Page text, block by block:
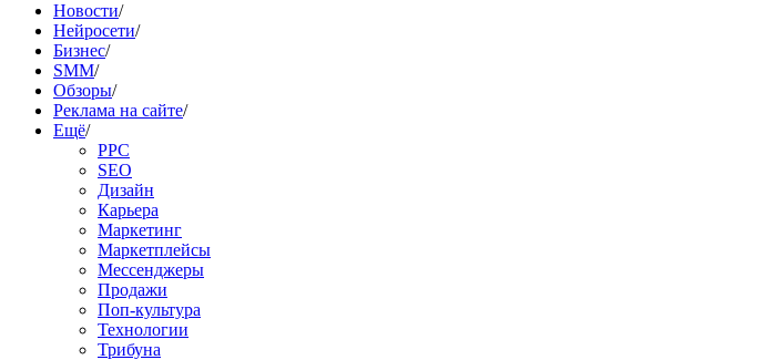
Новости/
Нейросети/
Бизнес/
SMM/
Обзоры/
Реклама на сайте/
Ещё/
PPC
SEO
Дизайн
Карьера
Маркетинг
Маркетплейсы
Мессенджеры
Продажи
Поп-культура
Технологии
Трибуна